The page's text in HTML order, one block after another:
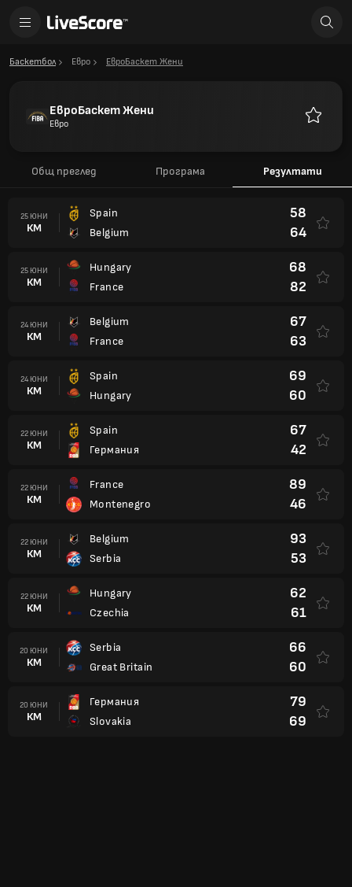
Баскетбол Евро ЕвроБаскет Жени
ЕвроБаскет Жени
Евро
Общ преглед Програма Резултати
25 ЮНИ
КМ
Spain
Belgium
58
64
25 ЮНИ
КМ
Hungary
France
68
82
24 ЮНИ
КМ
Belgium
France
67
63
24 ЮНИ
КМ
Spain
Hungary
69
60
22 ЮНИ
КМ
Spain
Германия
67
42
22 ЮНИ
КМ
France
Montenegro
89
46
22 ЮНИ
КМ
Belgium
Serbia
93
53
22 ЮНИ
КМ
Hungary
Czechia
62
61
20 ЮНИ
КМ
Serbia
Great Britain
66
60
20 ЮНИ
КМ
Германия
Slovakia
79
69